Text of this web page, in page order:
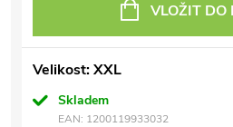
VLOŽIT DO
Velikost: XXL
Skladem
EAN: 1200119933032